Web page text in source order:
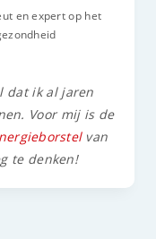
en expert op het
dat ik al jaren
Voor mij is de
van
te denken!